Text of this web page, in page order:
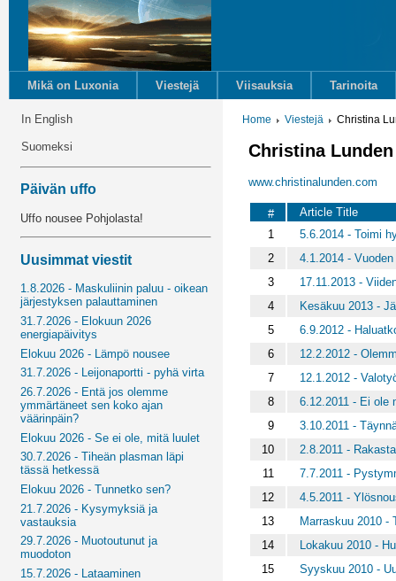
Mikä on Luxonia Viestejä Viisauksia Tarinoita
In English
Suomeksi
Päivän uffo
Uffo nousee Pohjolasta!
Uusimmat viestit
1.8.2026 - Maskuliinin paluu - oikean
järjestyksen palauttaminen
31.7.2026 - Elokuun 2026
energiapäivitys
Elokuu 2026 - Lämpö nousee
31.7.2026 - Leijonaportti - pyhä virta
26.7.2026 - Entä jos olemme
ymmärtäneet sen koko ajan
väärinpäin?
Elokuu 2026 - Se ei ole, mitä luulet
30.7.2026 - Tiheän plasman läpi
tässä hetkessä
Elokuu 2026 - Tunnetko sen?
21.7.2026 - Kysymyksiä ja
vastauksia
29.7.2026 - Muotoutunut ja
muodoton
15.7.2026 - Lataaminen
Home Viestejä Christina
Christina Lunden
www.christinalunden.com
#
Article Title
1
5.6.2014 - Toimi
2
4.1.2014 -
3
17.11.2013 -
4
Kesäkuu 2013 -
5
6.9.2012 -
6
12.2.2012 -
7
12.1.2012 -
8
6.12.2011 - Ei ole
9
3.10.2011 -
10
2.8.2011 -
11
7.7.2011 -
12
4.5.2011 -
13
Marraskuu 2010 -
14
Lokakuu 2010 -
15
Syyskuu 2010 -